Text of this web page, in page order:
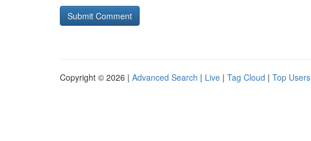
Copyright © 2026 | Advanced Search | Live | Tag Cloud | Top Users